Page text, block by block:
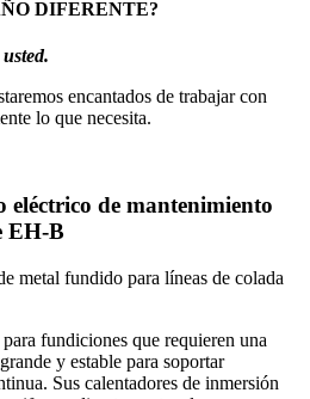
DIFERENTE?
encantados de trabajar con
lo que necesita.
eléctrico de mantenimiento
EH-B
metal fundido para líneas de colada
fundiciones que requieren una
y estable para soportar
Sus calentadores de inmersión